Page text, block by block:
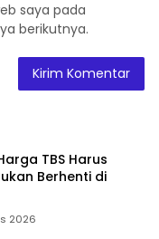
saya pada
berikutnya.
TBS Harus
Berhenti di
2026